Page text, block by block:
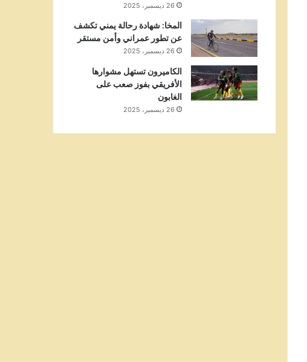
26 ديسمبر، 2025
المخا: شهادة رحالة يمني تكشف
عن تطور عمراني وأمن مستقر
26 ديسمبر، 2025
الكاميرون تستهل مشوارها
الأفريقي بفوز صعب على
الغابون
26 ديسمبر، 2025